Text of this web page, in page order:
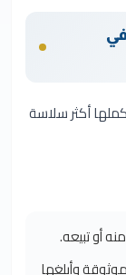
أكثر سلاسة
أو تبيعه.
وأبلغها